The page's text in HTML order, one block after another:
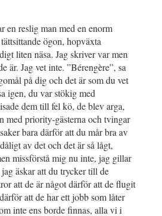
en reslig man med en enorm
ögon, hopväxta
liten näsa. Jag skriver var men
är. Jag vet inte. ”Bérengère”, sa
på dig och det är som du vet
igen, du var stökig med
dem till fel kö, de blev arga,
med priority-gästerna och tvingar
bara därför att du mår bra av
av det och det är så lågt,
missförstå mig nu inte, jag gillar
äskar att du trycker till de
att de är något därför att de flugit
att de har ett jobb som låter
inte ens borde finnas, alla vi i